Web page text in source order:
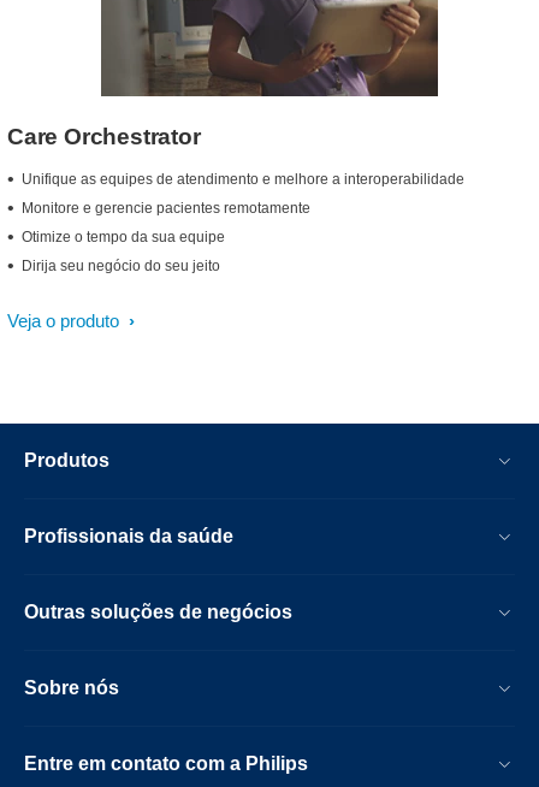
Care Orchestrator
Unifique as equipes de atendimento e melhore a interoperabilidade
Monitore e gerencie pacientes remotamente
Otimize o tempo da sua equipe
Dirija seu negócio do seu jeito
Veja o produto
Produtos
Profissionais da saúde
Outras soluções de negócios
Sobre nós
Entre em contato com a Philips